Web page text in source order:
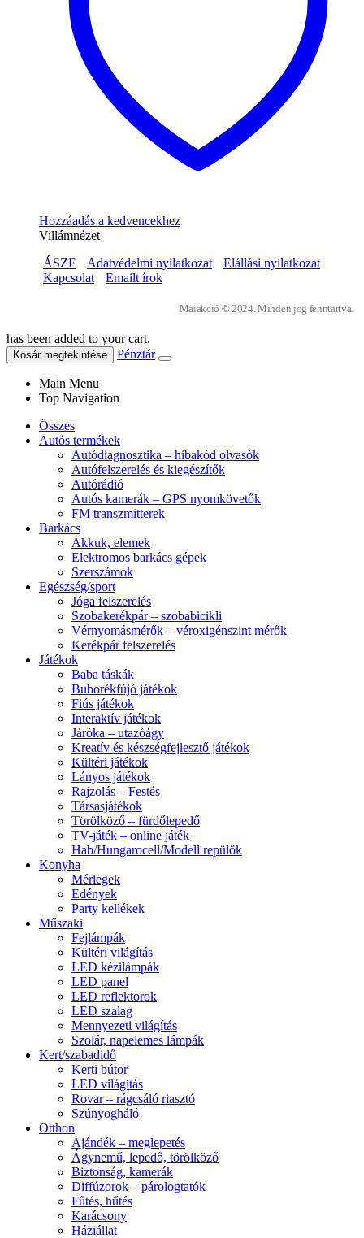
Hozzáadás a kedvencekhez
Villámnézet
ÁSZF
Adatvédelmi nyilatkozat
Elállási nyilatkozat
Kapcsolat
Emailt írok
Maiakció © 2024. Minden jog fenntartva.
has been added to your cart.
Kosár megtekintése Pénztár
Main Menu
Top Navigation
Összes
Autós termékek
Autódiagnosztika – hibakód olvasók
Autófelszerelés és kiegészítők
Autórádió
Autós kamerák – GPS nyomkövetők
FM transzmitterek
Barkács
Akkuk, elemek
Elektromos barkács gépek
Szerszámok
Egészség/sport
Jóga felszerelés
Szobakerékpár – szobabicikli
Vérnyomásmérők – véroxigénszint mérők
Kerékpár felszerelés
Játékok
Baba táskák
Buborékfújó játékok
Fiús játékok
Interaktív játékok
Járóka – utazóágy
Kreatív és készségfejlesztő játékok
Kültéri játékok
Lányos játékok
Rajzolás – Festés
Társasjátékok
Törölköző – fürdőlepedő
TV-játék – online játék
Hab/Hungarocell/Modell repülők
Konyha
Mérlegek
Edények
Party kellékek
Műszaki
Fejlámpák
Kültéri világítás
LED kézilámpák
LED panel
LED reflektorok
LED szalag
Mennyezeti világítás
Szolár, napelemes lámpák
Kert/szabadidő
Kerti bútor
LED világítás
Rovar – rágcsáló riasztó
Szúnyogháló
Otthon
Ajándék – meglepetés
Ágynemű, lepedő, törölköző
Biztonság, kamerák
Diffúzorok – párologtatók
Fűtés, hűtés
Karácsony
Háziállat